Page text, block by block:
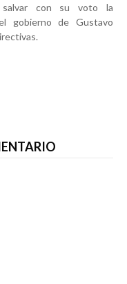
salvar con su voto la
gobierno de Gustavo